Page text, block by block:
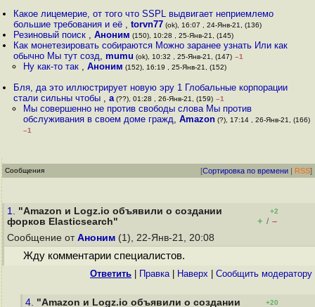
Какое лицемерие, от того что SSPL выдвигает неприемлемо
большие требования и её ,torvn77 (ok), 16:07 , 24-Янв-21, (136)
Резиновый поиск ,Аноним (150), 10:28 , 25-Янв-21, (145)
Как монетезировать собираются Можно заранее узнать Или как
обычно Мы тут созд,mumu (ok), 10:32 , 25-Янв-21, (147) –1
Ну как-то так , Аноним (152), 16:19 , 25-Янв-21, (152)
Бля, да это иллюстрирует новую эру 1 Глобальные корпорации
стали сильны чтобы ,a (??), 01:28 , 26-Янв-21, (159) –1
Мы совершенно не против свободы слова Мы против
обслуживания в своем доме гражд, Amazon(?), 17:14 , 26-Янв-21, (166)
–1
Сообщения [Сортировка по времени | RSS]
1. "Amazon и Logz.io объявили о создании
форков Elasticsearch"
+2
+ / –
Сообщение от Аноним (1), 22-Янв-21, 20:08
Жду комментарии специалистов.
Ответить Правка| Наверх Cообщить модератору
4. "Amazon и Logz.io объявили о создании
+20